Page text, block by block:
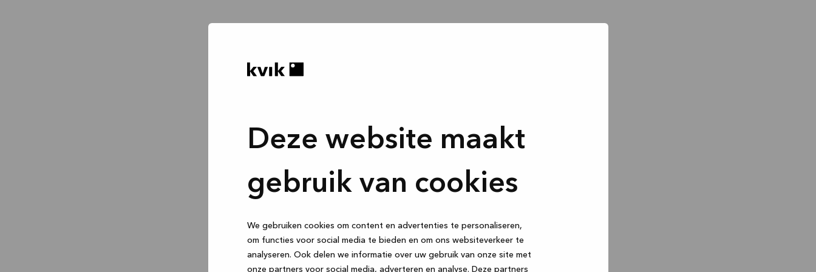
Deze website maakt
gebruik van cookies
We gebruiken cookies om content en advertenties te personaliseren,
om functies voor social media te bieden en om ons websiteverkeer te
analyseren. Ook delen we informatie over uw gebruik van onze site met
onze partners voor social media, adverteren en analyse. Deze partners